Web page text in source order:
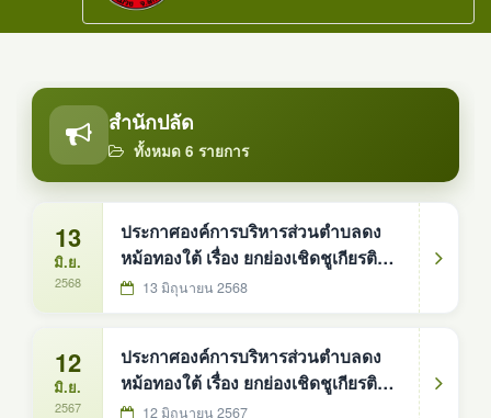
สำนักปลัด
ทั้งหมด 6 รายการ
13
มิ.ย.
2568
ประกาศองค์การบริหารส่วนตำบลดง
หม้อทองใต้ เรื่อง ยกย่องเชิดชูเกียรติ
ครัวเรือนต้นแบบการจัดการขยะในครัว
13 มิถุนายน 2568
12
มิ.ย.
2567
ประกาศองค์การบริหารส่วนตำบลดง
หม้อทองใต้ เรื่อง ยกย่องเชิดชูเกียรติ
ครัวเรือนต้นแบบการจัดการขยะในครัว
12 มิถุนายน 2567